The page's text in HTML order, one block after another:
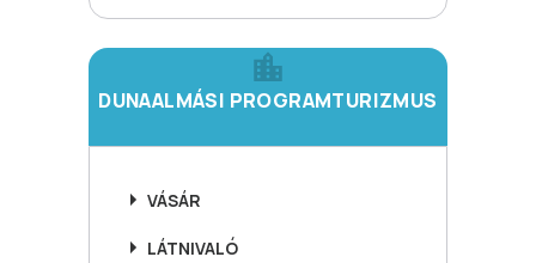
DUNAALMÁSI PROGRAMTURIZMUS
VÁSÁR
LÁTNIVALÓ